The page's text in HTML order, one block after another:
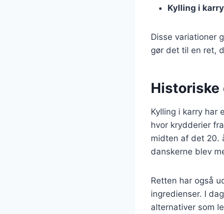
Kylling i
Disse variationer
gør det til en ret,
Historiske
Kylling i karry har
hvor krydderier
midten af det 20.
danskerne blev
Retten har også
ingredienser. I
alternativer som